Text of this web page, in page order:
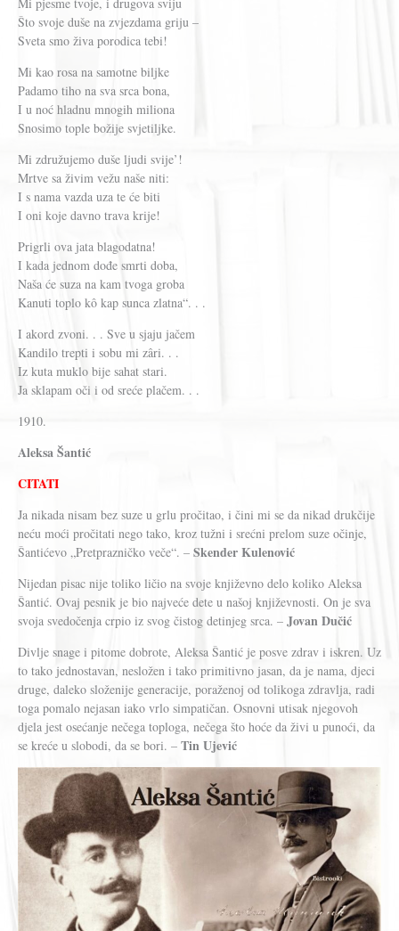
Što svoje duše na zvjezdama griju –
Sveta smo živa porodica tebi!
Mi kao rosa na samotne biljke
Padamo tiho na sva srca bona,
I u noć hladnu mnogih miliona
Snosimo tople božije svjetiljke.
Mi združujemo duše ljudi svije’!
Mrtve sa živim vežu naše niti:
I s nama vazda uza te će biti
I oni koje davno trava krije!
Prigrli ova jata blagodatna!
I kada jednom dođe smrti doba,
Naša će suza na kam tvoga groba
Kanuti toplo kô kap sunca zlatna“. . .
I akord zvoni. . . Sve u sjaju jačem
Kandilo trepti i sobu mi zâri. . .
Iz kuta muklo bije sahat stari.
Ja sklapam oči i od sreće plačem. . .
1910.
Aleksa Šantić
CITATI
Ja nikada nisam bez suze u grlu pročitao, i čini mi se da nikad drukčije
neću moći pročitati nego tako, kroz tužni i srećni prelom suze očinje,
Šantićevo „Pretprazničko veče“. – Skender Kulenović
Nijedan pisac nije toliko ličio na svoje književno delo koliko Aleksa
Šantić. Ovaj pesnik je bio najveće dete u našoj književnosti. On je sva
svoja svedočenja crpio iz svog čistog detinjeg srca. – Jovan Dučić
Divlje snage i pitome dobrote, Aleksa Šantić je posve zdrav i iskren. Uz
to tako jednostavan, nesložen i tako primitivno jasan, da je nama, djeci
druge, daleko složenije generacije, poraženoj od tolikoga zdravlja, radi
toga pomalo nejasan iako vrlo simpatičan. Osnovni utisak njegovoh
djela jest osećanje nečega toploga, nečega što hoće da živi u punoći, da
se kreće u slobodi, da se bori. – Tin Ujević